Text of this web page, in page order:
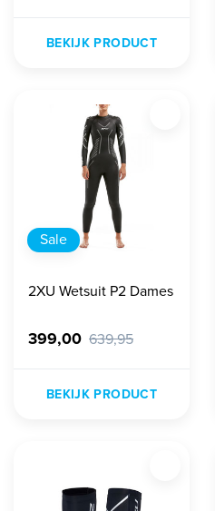
BEKIJK PRODUCT
Sale
2XU Wetsuit P2 Dames
399,00 639,95
BEKIJK PRODUCT